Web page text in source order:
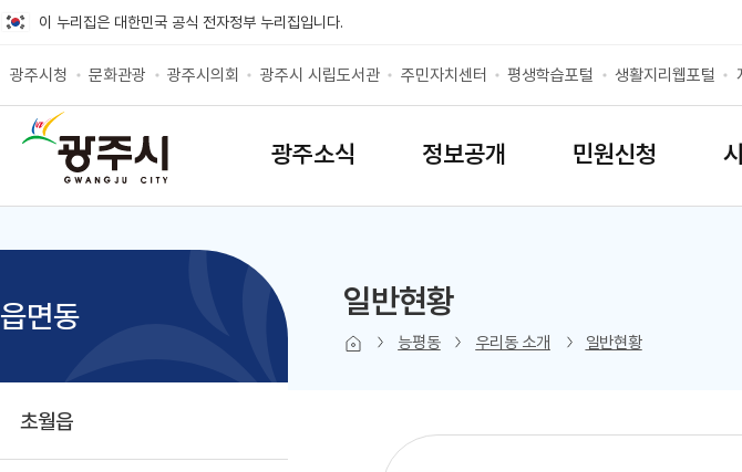
이 누리집은 대한민국 공식 전자정부 누리집입니다.
광주시청 문화관광 광주시의회 광주시 시립도서관 주민자치센터 평생학습포털 생활지리웹포털
광주소식 정보공개 민원신청
SITEMAP
읍면동
초월읍
일반현황
능평동 우리동 소개 일반현황
본문 인쇄sns 공유 리스트 열기